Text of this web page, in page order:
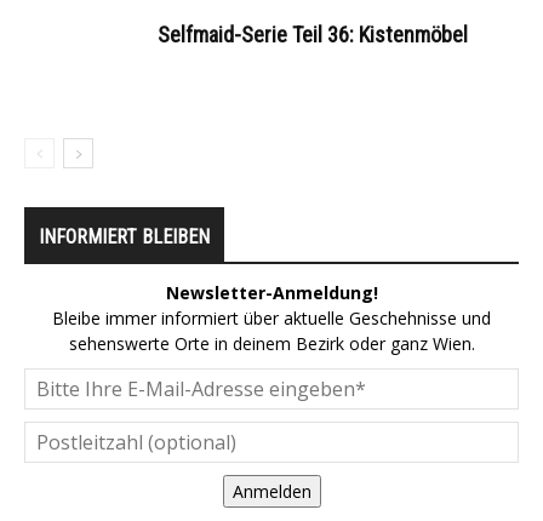
Selfmaid-Serie Teil 36: Kistenmöbel
INFORMIERT BLEIBEN
Newsletter-Anmeldung!
Bleibe immer informiert über aktuelle Geschehnisse und
sehenswerte Orte in deinem Bezirk oder ganz Wien.
Anmelden